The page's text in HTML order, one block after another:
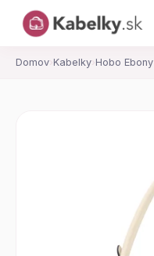
Domov› Kabelky› Hobo Ebony